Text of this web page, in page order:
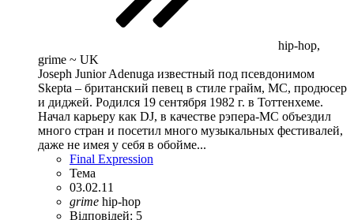
hip-hop,
grime ~ UK
Joseph Junior Adenuga известный под псевдонимом
Skepta – британский певец в стиле грайм, МС, продюсер
и диджей. Родился 19 сентября 1982 г. в Тоттенхеме.
Начал карьеру как DJ, в качестве рэпера-МС объездил
много стран и посетил много музыкальных фестивалей,
даже не имея у себя в обойме...
Final Expression
Тема
03.02.11
grime hip-hop
Відповідей: 5